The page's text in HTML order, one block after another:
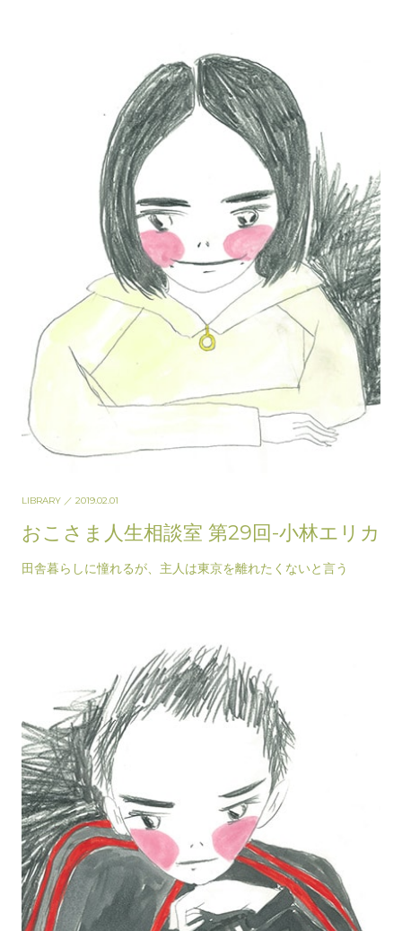
LIBRARY ／ 2019.02.01
おこさま人生相談室 第29回-小林エリカ
田舎暮らしに憧れるが、主人は東京を離れたくないと言う